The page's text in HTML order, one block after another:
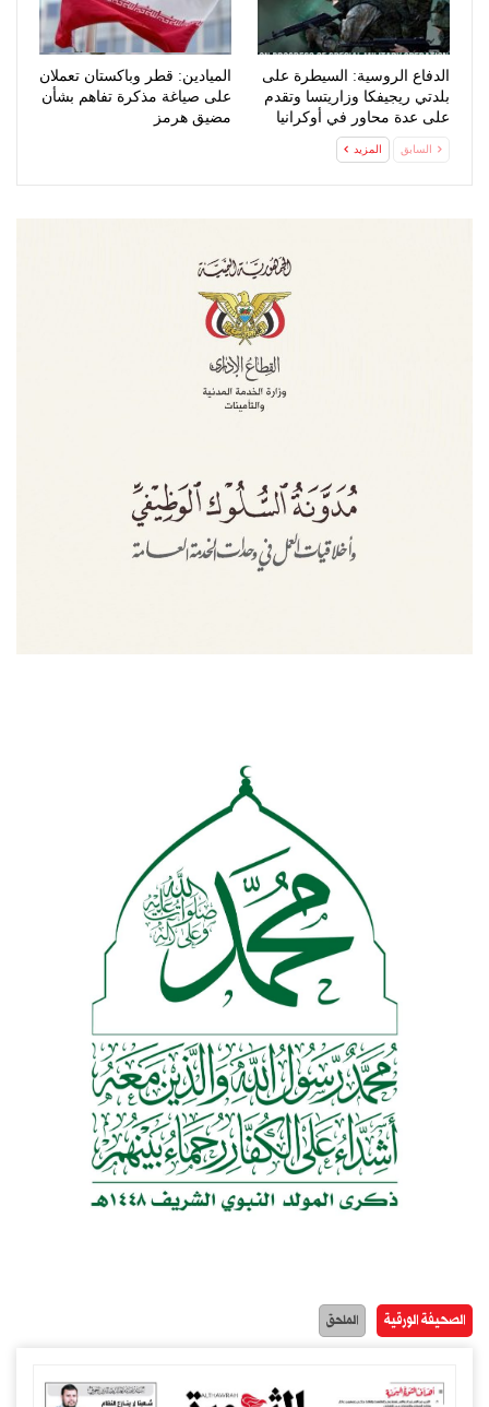
الدفاع الروسية: السيطرة على
بلدتي ريجيفكا وزاريتسا وتقدم
على عدة محاور في أوكرانيا
الميادين: قطر وباكستان تعملان
على صياغة مذكرة تفاهم بشأن
مضيق هرمز
السابق المزيد
الصحيفة الورقية الملحق